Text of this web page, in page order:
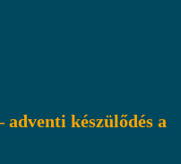
adventi készülődés a